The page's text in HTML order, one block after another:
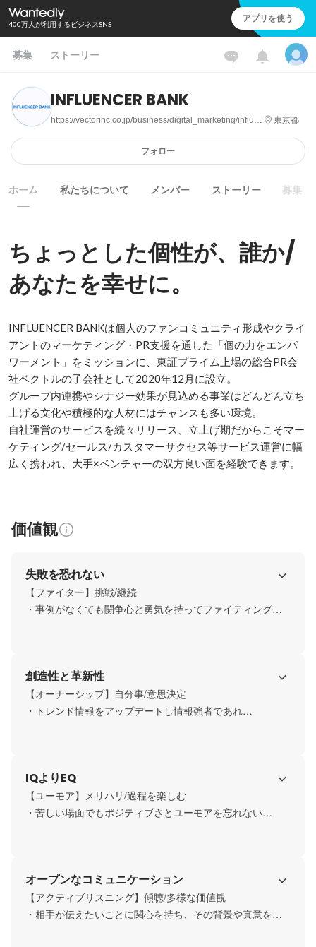
400万人が利用するビジネスSNS アプリを使う
募集 ストーリー
INFLUENCER BANK
https://vectorinc.co.jp/business/digital_marketing/influencerbank 東京都
フォロー
ホーム 私たちについて メンバー ストーリー 募集
ちょっとした個性が、誰か/
あなたを幸せに。
INFLUENCER BANKは個人のファンコミュニティ形成やクライ
アントのマーケティング・PR支援を通した「個の力をエンパ
ワーメント」をミッションに、東証プライム上場の総合PR会
社ベクトルの子会社として2020年12月に設立。
グループ内連携やシナジー効果が見込める事業はどんどん立ち
上げる文化や積極的な人材にはチャンスも多い環境。
自社運営のサービスを続々リリース、立上げ期だからこそマー
ケティング/セールス/カスタマーサクセス等サービス運営に幅
広く携われ、大手×ベンチャーの双方良い面を経験できます。
価値観
失敗を恐れない
【ファイター】挑戦/継続
・事例がなくても闘争心と勇気を持ってファイティングポ
創造性と革新性
【オーナーシップ】自分事/意思決定
・トレンド情報をアップデートし情報強者であれ
IQよりEQ
【ユーモア】メリハリ/過程を楽しむ
・苦しい場面でもポジティブさとユーモアを忘れない
オープンなコミュニケーション
【アクティブリスニング】傾聴/多様な価値観
・相手が伝えたいことに関心を持ち、その背景や真意を聞